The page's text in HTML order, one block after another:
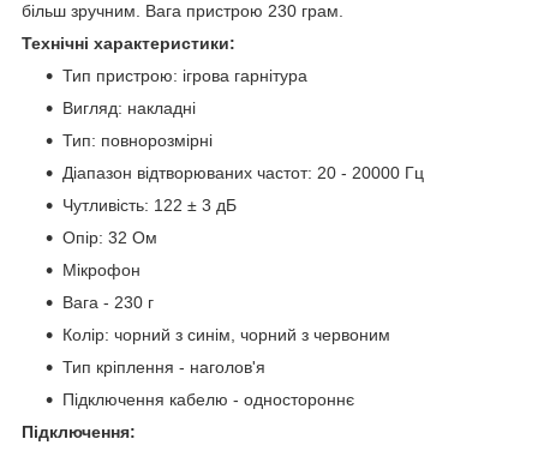
більш зручним. Вага пристрою 230 грам.
Технічні характеристики:
Тип пристрою: ігрова гарнітура
Вигляд: накладні
Тип: повнорозмірні
Діапазон відтворюваних частот: 20 - 20000 Гц
Чутливість: 122 ± 3 дБ
Опір: 32 Ом
Мікрофон
Вага - 230 г
Колір: чорний з синім, чорний з червоним
Тип кріплення - наголов'я
Підключення кабелю - одностороннє
Підключення: